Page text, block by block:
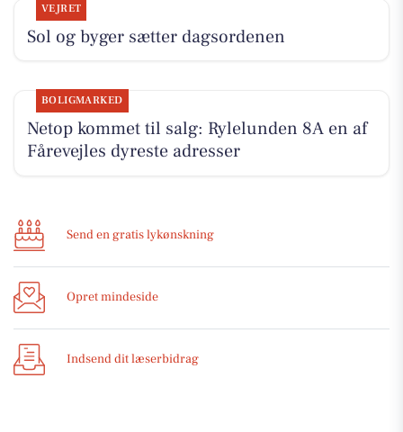
VEJRET
Sol og byger sætter dagsordenen
BOLIGMARKED
Netop kommet til salg: Rylelunden 8A en af
Fårevejles dyreste adresser
Send en gratis lykønskning
Opret mindeside
Indsend dit læserbidrag